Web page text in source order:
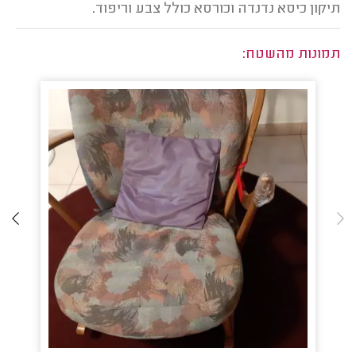
תיקון כיסא נדנדה וכורסא כולל צבע וריפוד.
תמונות מהשטח: